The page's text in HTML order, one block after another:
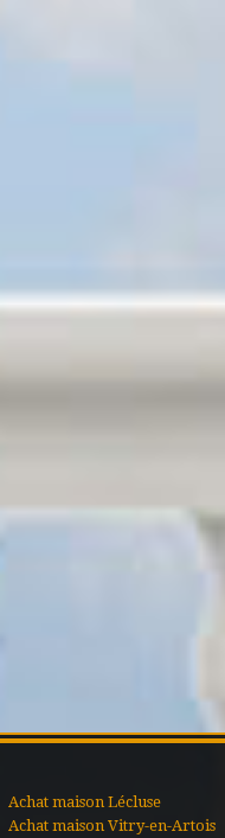
Achat maison Lécluse
Achat maison Vitry-en-Artois